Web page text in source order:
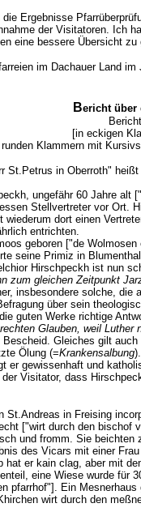
Ergebnisse
der Visitatoren. Ich
eine bessere Übersicht zu
im Dachauer Land
Bericht
[in eckigen
Klammern mit
St.Petrus in Oberroth"
ungefähr 60 Jahre
Stellvertreter vor Ort.
dort einen
entrichten.
geboren ["de
seine Primiz in
Hirschpeckh ist nun
zum gleichen Zeitpunkt
insbesondere solche,
über sein
guten Werke richtige
Glauben, weil Luther
Gleiches gilt
Ölung (=Krankensalbung
er gewissenhaft und
Visitator, dass
St.Andreas in Freising
["wirt durch den
und fromm. Sie
des Vicars mit einer
hat er kain clag, aber mit
eine Wiese wurde für
pfarrhof"]. Ein
wirt durch den